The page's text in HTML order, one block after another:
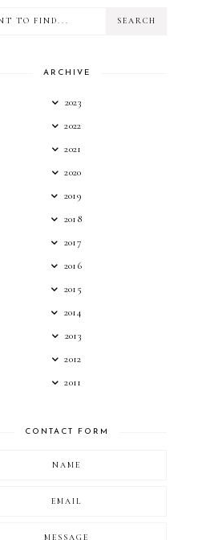
ARCHIVE
2023
2022
2021
2020
2019
2018
2017
2016
2015
2014
2013
2012
2011
CONTACT FORM